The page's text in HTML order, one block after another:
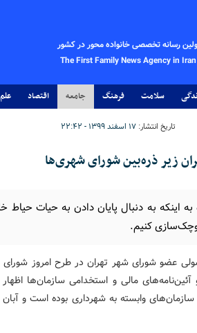
رسانه تخصصی خانواده محور در کشور
The First Family News Agency in Iran
سلامت فرهنگ جامعه اقتصاد
تاریخ انتشار: ۱۷ اسفند ۱۳۹۹ - ۲۲:۴۲
زیر ذره‌بین شورای شهری‌ها
اینکه به دنبال پایان دادن به حیات
کنیم.
آئین‌نامه‌های مالی و استخدامی سازمان‌ها